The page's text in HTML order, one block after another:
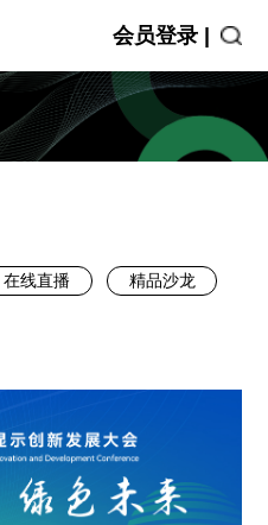
会员登录 |
在线直播 精品沙龙